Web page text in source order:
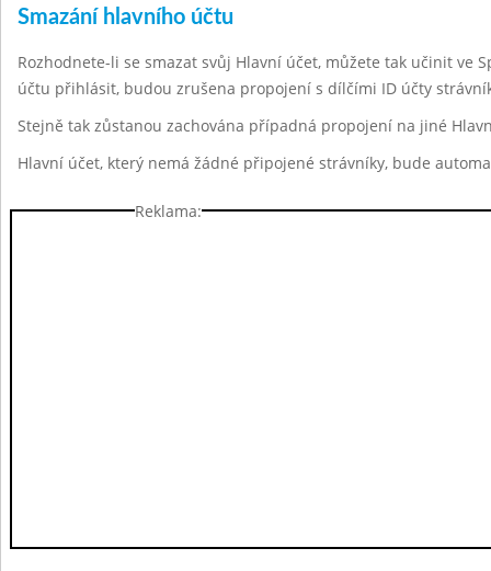
Smazání hlavního účtu
Rozhodnete-li se smazat svůj Hlavní účet, můžete tak učinit ve
účtu přihlásit, budou zrušena propojení s dílčími ID účty
Stejně tak zůstanou zachována případná propojení na jiné
Hlavní účet, který nemá žádné připojené strávníky, bude
Reklama: